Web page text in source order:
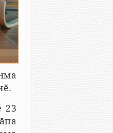
23